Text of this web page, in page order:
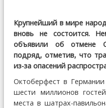
Крупнейший в мире
вновь не состоится.
объявили об отмене
подряд, отметив, что
из-за опасений
Октоберфест в
шести миллионов
места в шатрах-